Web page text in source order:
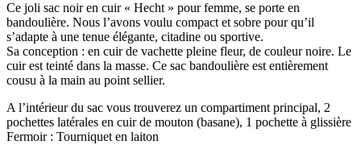
Ce joli sac noir en cuir « Hecht » pour femme, se porte en
bandoulière. Nous l’avons voulu compact et sobre pour qu’il
s’adapte à une tenue élégante, citadine ou sportive.
Sa conception : en cuir de vachette pleine fleur, de couleur noire. Le
cuir est teinté dans la masse. Ce sac bandoulière est entièrement
cousu à la main au point sellier.
A l’intérieur du sac vous trouverez un compartiment principal, 2
pochettes latérales en cuir de mouton (basane), 1 pochette à glissière
Fermoir : Tourniquet en laiton